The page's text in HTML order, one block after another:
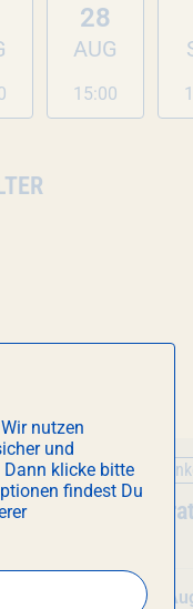
28
AUG
15:00
Essen &
So 9.
nutzen
und
klicke bitte
findest Du